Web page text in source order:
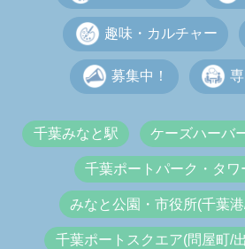
趣味・カルチャー
募集中！
千葉みなと駅 ケーズハーバ
千葉ポートパーク・タワ
みなと公園・市役所(千葉
千葉ポートスクエア(問屋町/